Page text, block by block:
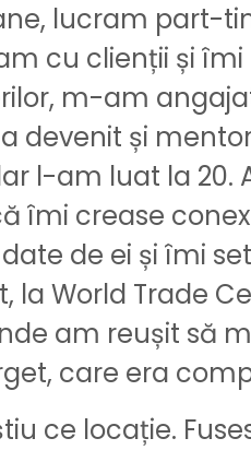
lucram part-
cu clienții și
m-am
și
l-am luat la 20.
îmi crease
de ei și îmi
World Trade
am reușit să
care era
ce locație.